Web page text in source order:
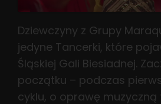
Dziewczyny z Grupy
jedyne Tancerki, które
Śląskiej Gali Biesiadnej.
początku – podczas
cyklu, o oprawę muzyczną